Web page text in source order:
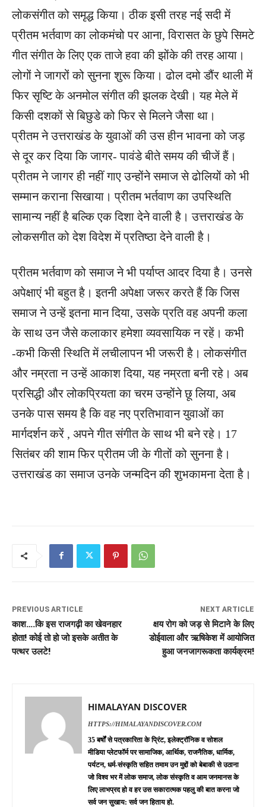
लोकसंगीत को समृद्ध किया। ठीक इसी तरह नई सदी में
प्रीतम भर्तवाण का लोकमंचो पर आना, विरासत के छुपे सिमटे
गीत संगीत के लिए एक ताजे हवा की झोंके की तरह आया।
लोगों ने जागरों को सुनना शुरू किया। ढोल दमो डौंर थाली में
फिर सृष्टि के अनमोल संगीत की झलक देखी। यह मेले में
किसी दशकों से बिछुडे को फिर से मिलने जैसा था।
प्रीतम ने उत्तराखंड के युवाओं की उस हीन भावना को जड़
से दूर कर दिया कि जागर- पावंडे बीते समय की चीजें हैं।
प्रीतम ने जागर ही नहीं गाए उन्होंने समाज से ढोलियों को भी
सम्मान कराना सिखाया। प्रीतम भर्तवाण का उपस्थिति
सामान्य नहीं है बल्कि एक दिशा देने वाली है। उत्तराखंड के
लोकसगीत को देश विदेश में प्रतिष्ठा देने वाली है।
प्रीतम भर्तवाण को समाज ने भी पर्याप्त आदर दिया है। उनसे
अपेक्षाएं भी बहुत है। इतनी अपेक्षा जरूर करते हैं कि जिस
समाज ने उन्हें इतना मान दिया, उसके प्रति वह अपनी कला
के साथ उन जैसे कलाकार हमेशा व्यवसायिक न रहें। कभी
-कभी किसी स्थिति में लचीलापन भी जरूरी है। लोकसंगीत
और नम्रता न उन्हें आकाश दिया, यह नम्रता बनी रहे। अब
प्रसिद्धी और लोकप्रियता का चरम उन्होंने छू लिया, अब
उनके पास समय है कि वह नए प्रतिभावान युवाओं का
मार्गदर्शन करें , अपने गीत संगीत के साथ भी बने रहे। 17
सितंबर की शाम फिर प्रीतम जी के गीतों को सुनना है।
उत्तराखंड का समाज उनके जन्मदिन की शुभकामना देता है।
PREVIOUS ARTICLE
काश….कि इस राजगढ़ी का खेवनहार
होता! कोई तो हो जो इसके अतीत के
पत्थर उलटे!
NEXT ARTICLE
क्षय रोग को जड़ से मिटाने के लिए
डोईवाला और ऋषिकेश में आयोजित
हुआ जनजागरूकता कार्यक्रम!
HIMALAYAN DISCOVER
HTTPS://HIMALAYANDISCOVER.COM
35 बर्षों से पत्रकारिता के प्रिंट, इलेक्ट्रॉनिक व सोशल
मीडिया प्लेटफॉर्म पर सामाजिक, आर्थिक, राजनैतिक, धार्मिक,
पर्यटन, धर्म-संस्कृति सहित तमाम उन मुद्दों को बेबाकी से उठाना
जो विश्व भर में लोक समाज, लोक संस्कृति व आम जनमानस के
लिए लाभप्रद हो व हर उस सकारात्मक पहलु की बात करना जो
सर्व जन सुखाय: सर्व जन हिताय हो.